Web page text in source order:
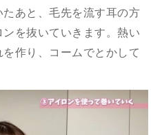
あと、毛先を流す耳の方
を抜いていきます。熱い
作り、コームでとかして